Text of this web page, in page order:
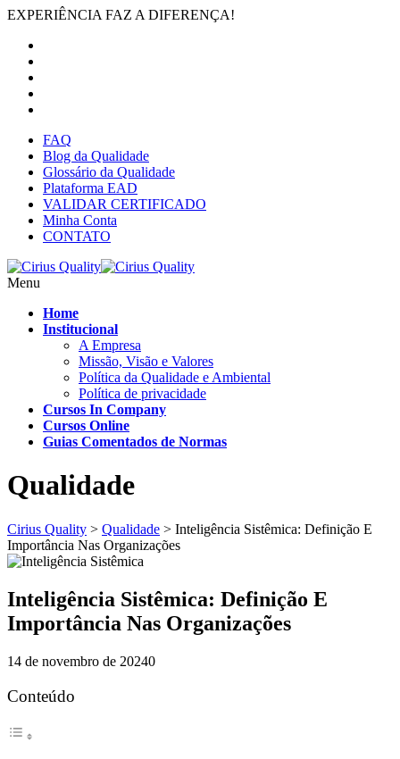
EXPERIÊNCIA FAZ A DIFERENÇA!
FAQ
Blog da Qualidade
Glossário da Qualidade
Plataforma EAD
VALIDAR CERTIFICADO
Minha Conta
CONTATO
Menu
Home
Institucional
A Empresa
Missão, Visão e Valores
Política da Qualidade e Ambiental
Política de privacidade
Cursos In Company
Cursos Online
Guias Comentados de Normas
Qualidade
Cirius Quality > Qualidade > Inteligência Sistêmica: Definição E
Importância Nas Organizações
Inteligência Sistêmica: Definição E
Importância Nas Organizações
14 de novembro de 20240
Conteúdo